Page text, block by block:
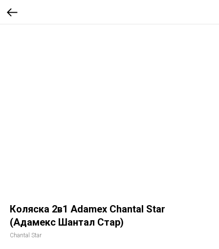
Коляска 2в1 Adamex Chantal Star
(Адамекс Шантал Стар)
Chantal Star